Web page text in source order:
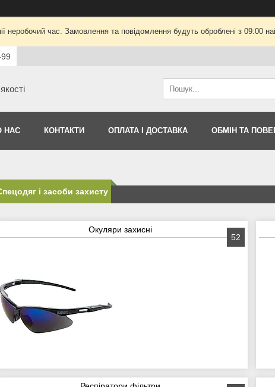
неробочий час. Замовлення та повідомлення будуть оброблені з 09:00
НАС КОНТАКТИ ОПЛАТА І ДОСТАВКА ОБМІН ТА
і засоби захисту
Окуляри захисні
52